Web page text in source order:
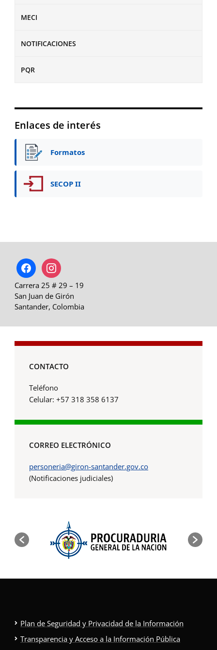
MECI
NOTIFICACIONES
PQR
Enlaces de interés
Formatos
SECOP II
facebookinstagram
Carrera 25 # 29 – 19
San Juan de Girón
Santander, Colombia
CONTACTO
Teléfono
Celular: +57 318 358 6137
CORREO ELECTRÓNICO
personeria@giron-santander.gov.co
(Notificaciones judiciales)
Plan de Seguridad y Privacidad de la Información
Transparencia y Acceso a la Información Pública